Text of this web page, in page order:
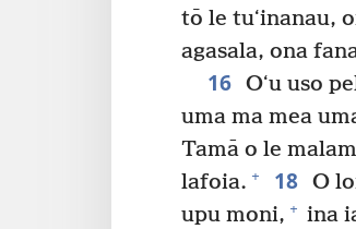
tō le tuʻinanau,
agasala, ona
16 Oʻu uso
uma ma mea
Tamā o le
lafoia. + 18 O
upu moni, + ina